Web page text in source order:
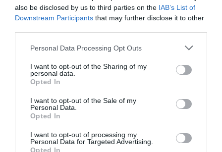
also be disclosed by us to third parties on the IAB’s List of
Downstream Participants that may further disclose it to other
Please note that this website/app uses one or more Google
not limited to your visit or usage behaviour. You may click to
grant or deny consent to Google and its third-party tags to
use your data for below specified purposes in below Google
consent section.
Personal Data Processing Opt Outs
I want to opt-out of the Sharing of my
personal data.
Opted In
I want to opt-out of the Sale of my
Personal Data.
Opted In
I want to opt-out of processing my
Personal Data for Targeted Advertising.
Opted In
Κ.Μητσοτάκης: «Βαθιά θλίψη για τους
ημέρες μπροστά μας με τις φωτιές»